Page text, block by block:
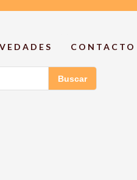
CONTACTO
Buscar